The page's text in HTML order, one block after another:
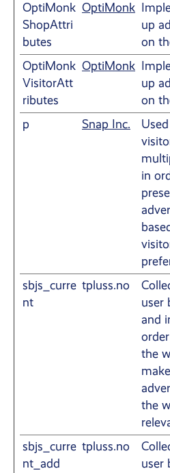
OptiMonk
ShopAttri
butes
OptiMonk
up
on
OptiMonk
VisitorAtt
ributes
OptiMonk
up
on
p Snap Inc.
in
sbjs_curre
nt
tpluss.no
user
and
the
make
the
sbjs_curre
nt_add
tpluss.no
user